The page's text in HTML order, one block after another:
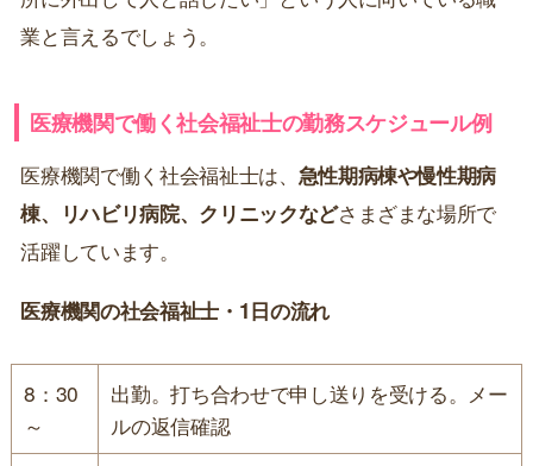
業と言えるでしょう。
医療機関で働く社会福祉士の勤務スケジュール例
医療機関で働く社会福祉士は、 急性期病棟や慢性期病
棟、リハビリ病院、クリニックなどさまざまな場所で
活躍しています。
医療機関の社会福祉士・1日の流れ
8：30
～
出勤。打ち合わせで申し送りを受ける。メー
ルの返信確認